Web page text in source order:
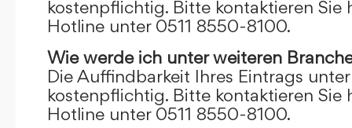
kostenpflichtig. Bitte kontaktieren Sie
Hotline unter 0511 8550-8100.
Wie werde ich unter weiteren
Die Auffindbarkeit Ihres Eintrags
kostenpflichtig. Bitte kontaktieren Sie
Hotline unter 0511 8550-8100.